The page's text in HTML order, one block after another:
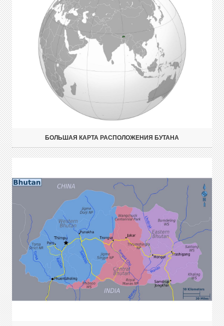
БОЛЬШАЯ КАРТА РАСПОЛОЖЕНИЯ БУТАНА